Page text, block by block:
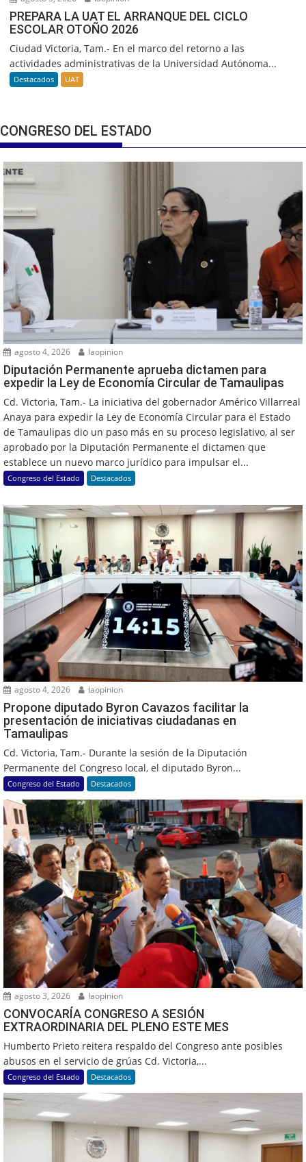
PREPARA LA UAT EL ARRANQUE DEL CICLO
ESCOLAR OTOÑO 2026
Ciudad Victoria, Tam.- En el marco del retorno a las
actividades administrativas de la Universidad Autónoma...
Destacados UAT
CONGRESO DEL ESTADO
agosto 4, 2026 laopinion
Diputación Permanente aprueba dictamen para
expedir la Ley de Economía Circular de Tamaulipas
Cd. Victoria, Tam.- La iniciativa del gobernador Américo Villarreal
Anaya para expedir la Ley de Economía Circular para el Estado
de Tamaulipas dio un paso más en su proceso legislativo, al ser
aprobado por la Diputación Permanente el dictamen que
establece un nuevo marco jurídico para impulsar el...
Congreso del Estado Destacados
agosto 4, 2026 laopinion
Propone diputado Byron Cavazos facilitar la
presentación de iniciativas ciudadanas en
Tamaulipas
Cd. Victoria, Tam.- Durante la sesión de la Diputación
Permanente del Congreso local, el diputado Byron...
Congreso del Estado Destacados
agosto 3, 2026 laopinion
CONVOCARÍA CONGRESO A SESIÓN
EXTRAORDINARIA DEL PLENO ESTE MES
Humberto Prieto reitera respaldo del Congreso ante posibles
abusos en el servicio de grúas Cd. Victoria,...
Congreso del Estado Destacados